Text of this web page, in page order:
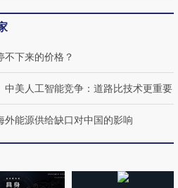
私7万
不下来的价格？
中美人工智能竞争：道路比技术更重要
外能源供给缺口对中国的影响